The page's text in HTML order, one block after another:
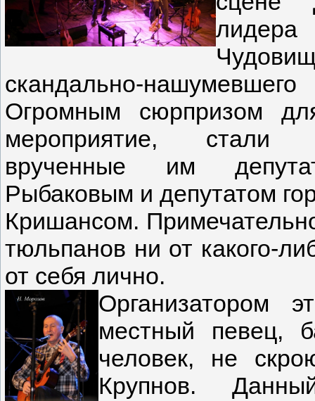
лидера
скандально-
Огромным сюрпризом
мероприятие, стали
врученные им
Рыбаковым и депутатом
Кришансом.
тюльпанов ни от какого-
от себя лично.
Организатором
местный певец,
человек, не
Крупнов.